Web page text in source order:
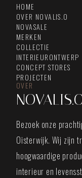
HOME
OVER NOVALIS.O
NOVASALE
MERKEN
COLLECTIE
INTERIEURONTWERP
CONCEPT STORES
PROJECTEN
OVER
Bezoek onze
Oisterwijk. Wij zijn
hoogwaardige
interieur en